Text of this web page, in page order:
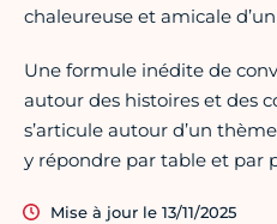
chaleureuse et amicale
Une formule inédite de
autour des histoires et des
s’articule autour d’un
y répondre par table et par
Mise à jour le 13/11/2025